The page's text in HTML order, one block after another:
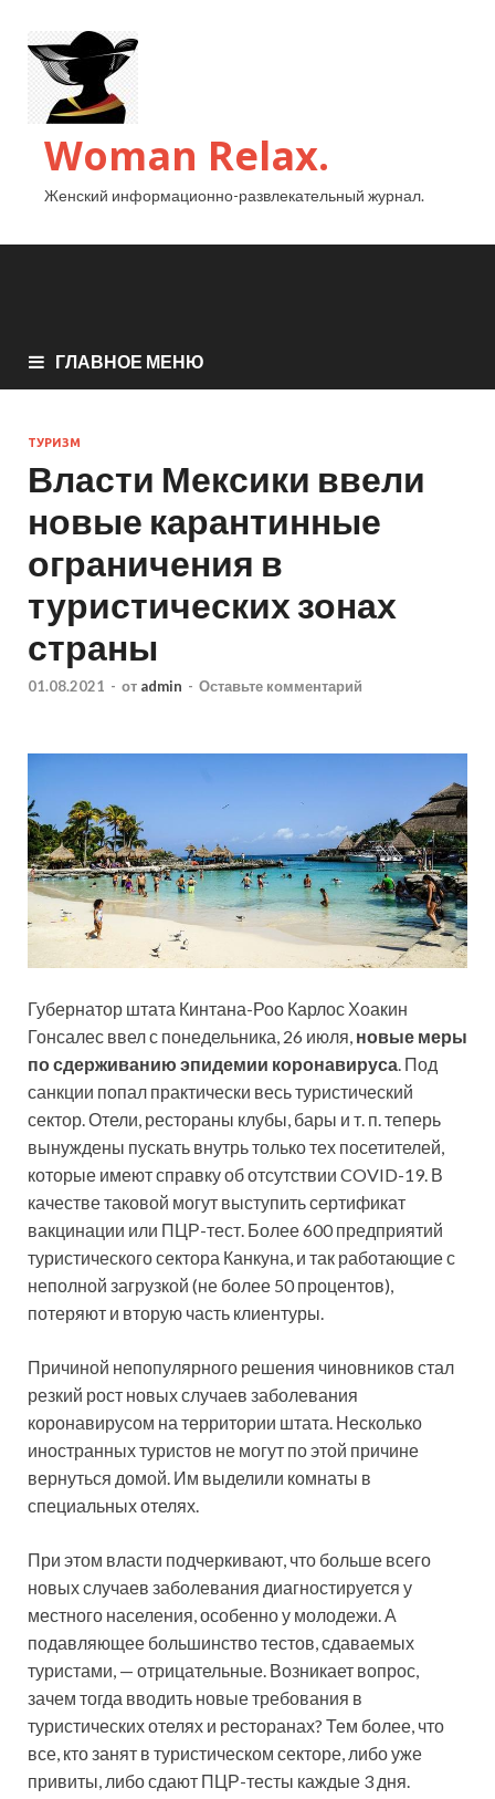
Woman Relax.
Женский информационно-развлекательный журнал.
ГЛАВНОЕ МЕНЮ
ТУРИЗМ
Власти Мексики ввели
новые карантинные
ограничения в
туристических зонах
страны
01.08.2021 - от admin - Оставьте комментарий
Губернатор штата Кинтана-Роо Карлос Хоакин
Гонсалес ввел с понедельника, 26 июля, новые меры
по сдерживанию эпидемии коронавируса. Под
санкции попал практически весь туристический
сектор. Отели, рестораны клубы, бары и т. п. теперь
вынуждены пускать внутрь только тех посетителей,
которые имеют справку об отсутствии COVID-19. В
качестве таковой могут выступить сертификат
вакцинации или ПЦР-тест. Более 600 предприятий
туристического сектора Канкуна, и так работающие с
неполной загрузкой (не более 50 процентов),
потеряют и вторую часть клиентуры.
Причиной непопулярного решения чиновников стал
резкий рост новых случаев заболевания
коронавирусом на территории штата. Несколько
иностранных туристов не могут по этой причине
вернуться домой. Им выделили комнаты в
специальных отелях.
При этом власти подчеркивают, что больше всего
новых случаев заболевания диагностируется у
местного населения, особенно у молодежи. А
подавляющее большинство тестов, сдаваемых
туристами, — отрицательные. Возникает вопрос,
зачем тогда вводить новые требования в
туристических отелях и ресторанах? Тем более, что
все, кто занят в туристическом секторе, либо уже
привиты, либо сдают ПЦР-тесты каждые 3 дня.